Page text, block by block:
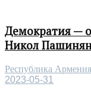
Демократия —
Никол
Республика Армения
2023-05-31